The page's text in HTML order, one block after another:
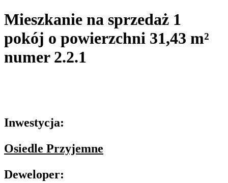
Mieszkanie na sprzedaż 1
pokój o powierzchni 31,43 m²
numer 2.2.1
Inwestycja:
Osiedle Przyjemne
Deweloper: